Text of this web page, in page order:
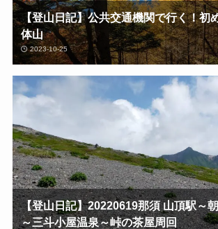
【登山日記】公共交通機関で行く！
体山
2023-10-25
【登山日記】20220619那須 山頂駅～
～三斗小屋温泉～峠の茶屋周回